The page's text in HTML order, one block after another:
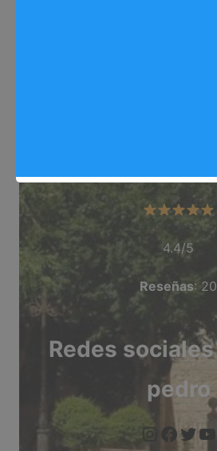
4.4/5
Reseñas: 20
Redes
pedro
https://www.instagram.com/arganda.info/
https://